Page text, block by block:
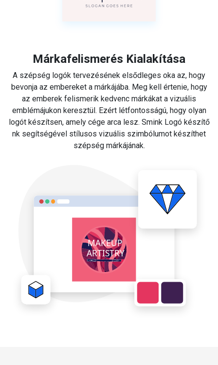
Márkafelismerés Kialakítása
A szépség logók tervezésének elsődleges oka az, hogy
bevonja az embereket a márkájába. Meg kell értenie, hogy
az emberek felismerik kedvenc márkákat a vizuális
emblémájukon keresztül. Ezért létfontosságú, hogy olyan
logót készítsen, amely cége arca lesz. Smink Logó készítő
nk segítségével stílusos vizuális szimbólumot készíthet
szépség márkájának.